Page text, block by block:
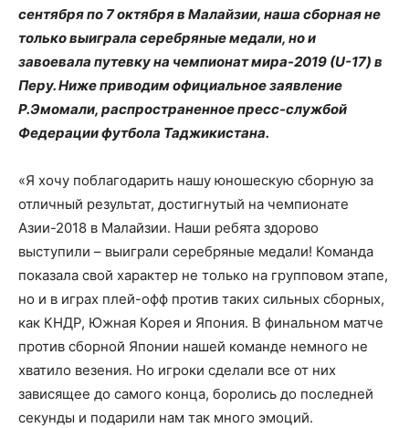
сентября по 7 октября в Малайзии, наша сборная не
только выиграла серебряные медали, но и
завоевала путевку на чемпионат мира-2019 (U-17) в
Перу. Ниже приводим официальное заявление
Р.Эмомали, распространенное пресс-службой
Федерации футбола Таджикистана.
«Я хочу поблагодарить нашу юношескую сборную за
отличный результат, достигнутый на чемпионате
Азии-2018 в Малайзии. Наши ребята здорово
выступили – выиграли серебряные медали! Команда
показала свой характер не только на групповом этапе,
но и в играх плей-офф против таких сильных сборных,
как КНДР, Южная Корея и Япония. В финальном матче
против сборной Японии нашей команде немного не
хватило везения. Но игроки сделали все от них
зависящее до самого конца, боролись до последней
секунды и подарили нам так много эмоций.